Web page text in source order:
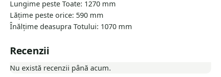
Lungime peste Toate: 1270 mm
Lățime peste orice: 590 mm
Înălțime deasupra Totului: 1070 mm
Recenzii
Nu există recenzii până acum.